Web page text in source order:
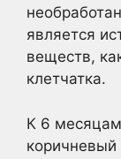
является
веществ,
клетчатка.
К 6
коричневый